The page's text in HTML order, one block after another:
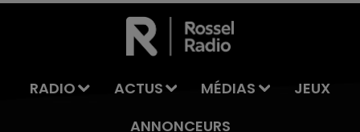
LA TEAM DU WEEK-END
RADIO ACTUS MÉDIAS
JEUX
ANNONCEURS